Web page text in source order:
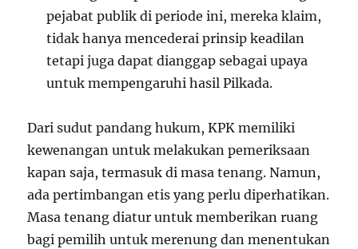
pejabat publik di periode ini, mereka klaim,
tidak hanya mencederai prinsip keadilan
tetapi juga dapat dianggap sebagai upaya
untuk mempengaruhi hasil Pilkada.
Dari sudut pandang hukum, KPK memiliki
kewenangan untuk melakukan pemeriksaan
kapan saja, termasuk di masa tenang. Namun,
ada pertimbangan etis yang perlu diperhatikan.
Masa tenang diatur untuk memberikan ruang
bagi pemilih untuk merenung dan menentukan